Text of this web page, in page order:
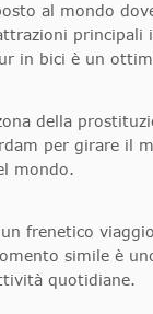
al mondo
in bici è un
della
per girare il
mondo.
frenetico
simile è
quotidiane.